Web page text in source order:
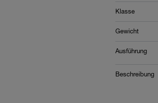
Klasse
Gewicht
Ausführung
Beschreibung